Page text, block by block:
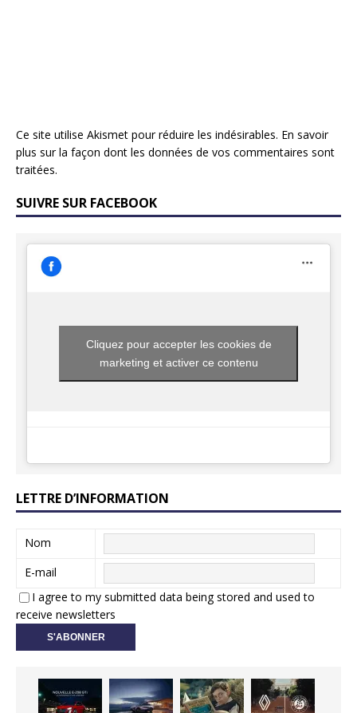
Ce site utilise Akismet pour réduire les indésirables. En savoir
plus sur la façon dont les données de vos commentaires sont
traitées.
SUIVRE SUR FACEBOOK
Cliquez pour accepter les cookies de
marketing et activer ce contenu
LETTRE D’INFORMATION
Nom
E-mail
I agree to my submitted data being stored and used to
receive newsletters